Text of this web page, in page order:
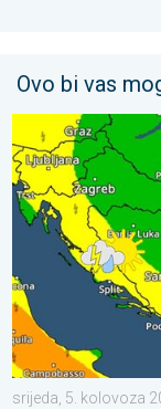
Ovo bi vas
Vrhunac
srijeda, 5. kolovoza